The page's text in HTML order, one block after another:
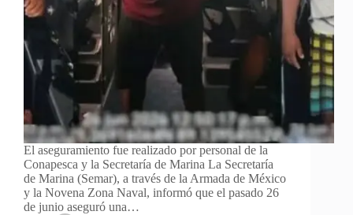
El aseguramiento fue realizado por personal de la
Conapesca y la Secretaría de Marina La Secretaría
de Marina (Semar), a través de la Armada de México
y la Novena Zona Naval, informó que el pasado 26
de junio aseguró una…